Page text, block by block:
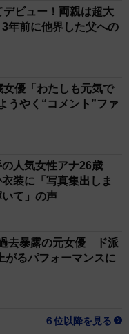
ビュー！両親は超大
前に他界した父への
優「わたしも元気で
うやく“コメント”ファ
の人気女性アナ26歳
装に「写真集出しま
いて」の声
去暴露の元女優 ド派
がるパフォーマンスに
６位以降を見る